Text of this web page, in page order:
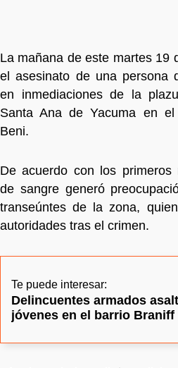
La mañana de este martes 19
el asesinato de una persona
en inmediaciones de la
Santa Ana de Yacuma en el
Beni.
De acuerdo con los primeros
de sangre generó
transeúntes de la zona,
autoridades tras el crimen.
Te puede interesar:
Delincuentes armados
jóvenes en el barrio Braniff